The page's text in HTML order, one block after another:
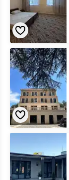
на
карте
«Амзара»
гостевой
дом
карте
«Bonjour»
дом
на
карте